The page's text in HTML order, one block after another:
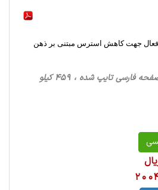
فعال جهت کاهش استرس مبتنی بر ذهن
، روانشناسی ‌بالینی، 33 صفحه فارسی تایپ شده ، 459 کیلو